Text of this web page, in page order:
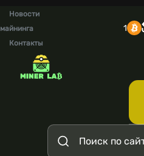
Новости
майнинга
Контакты
1